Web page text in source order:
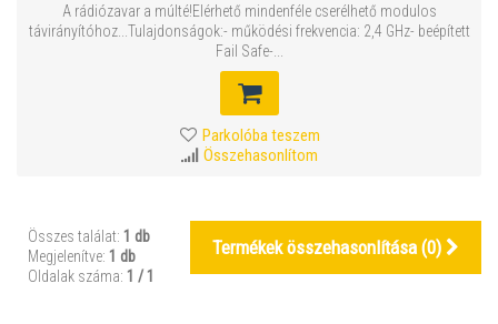
A rádiózavar a múlté!Elérhető mindenféle cserélhető modulos
távirányítóhoz...Tulajdonságok:- működési frekvencia: 2,4 GHz- beépített
Fail Safe-...
Parkolóba teszem
Összehasonlítom
Összes találat: 1 db
Megjelenítve: 1 db
Oldalak száma: 1 / 1
Termékek összehasonlítása (0)